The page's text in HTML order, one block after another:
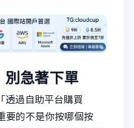
別急著下單
透過自助平台購買
要的不是你按哪個按